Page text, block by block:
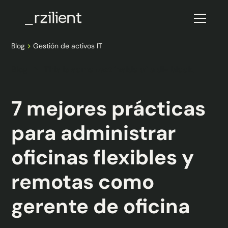
Blog Gestión de activos IT
7 mejores prácticas
para administrar
oficinas flexibles y
remotas como
gerente de oficina